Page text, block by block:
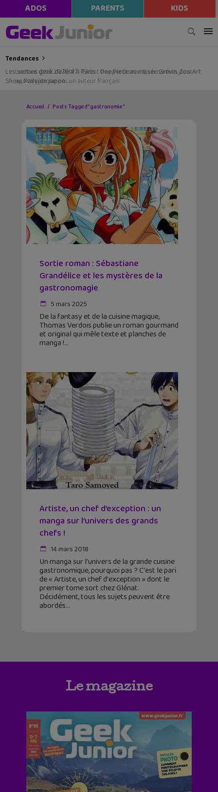
ADOS PARENTS KIDS
Tendances
Les sorties geek de l’été à Paris : One Piece au musée Grévin, Zoo Art
Show, Passion Japon…
Accueil Posts Tagged "gastronomie"
Sortie roman : Sébastiane
Grandélice et les mystères de la
gastronomagie
5 mars 2025
De la fantasy et de la cuisine magique,
Thomas Verdois publie un roman gourmand
et original qui mêle texte et planches de
manga !
Artiste, un chef d’exception : un
manga sur l’univers des grands
chefs !
14 mars 2018
Un manga sur l'univers de la grande cuisine
gastronomique, pourquoi pas ? C'est le pari
de « Artiste, un chef d'exception » dont le
premier tome sort chez Glénat.
Décidément, tous les sujets peuvent être
abordés
Le magazine